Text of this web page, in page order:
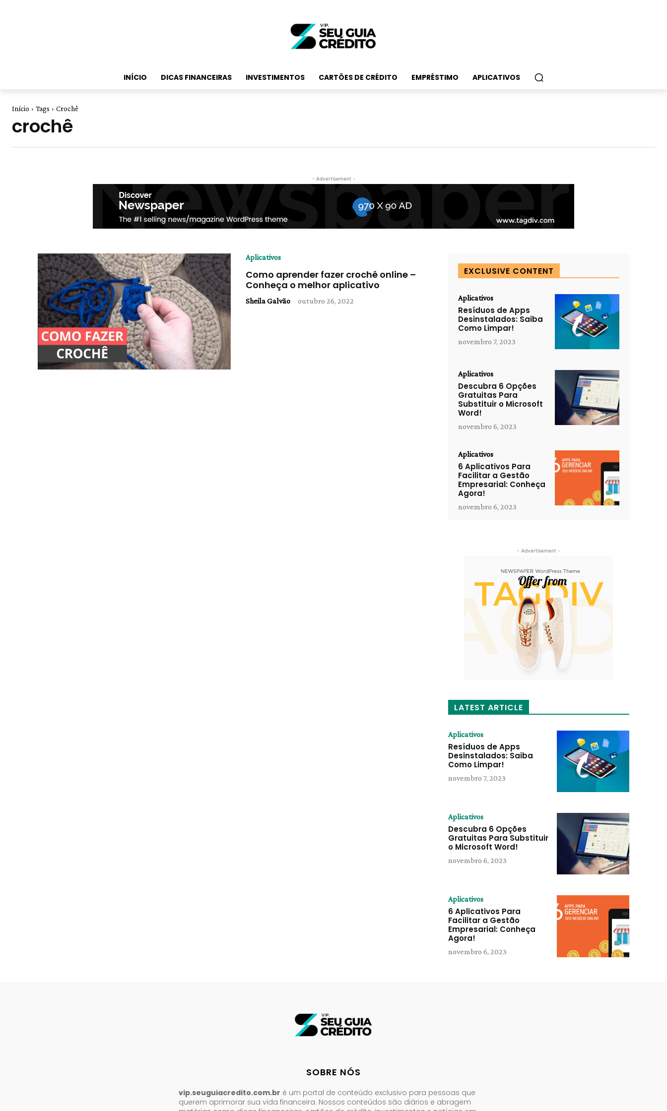
INÍCIO DICAS FINANCEIRAS INVESTIMENTOS CARTÕES DE CRÉDITO EMPRÉSTIMO APLICATIVOS
Início Tags Crochê
crochê
- Advertisement -
Aplicativos
Como aprender fazer crochê online –
Conheça o melhor aplicativo
Sheila Galvão - outubro 26, 2022
EXCLUSIVE CONTENT
Aplicativos
Resíduos de Apps
Desinstalados: Saiba
Como Limpar!
novembro 7, 2023
Aplicativos
Descubra 6 Opções
Gratuitas Para
Substituir o Microsoft
Word!
novembro 6, 2023
Aplicativos
6 Aplicativos Para
Facilitar a Gestão
Empresarial: Conheça
Agora!
novembro 6, 2023
- Advertisement -
LATEST ARTICLE
Aplicativos
Resíduos de Apps
Desinstalados: Saiba
Como Limpar!
novembro 7, 2023
Aplicativos
Descubra 6 Opções
Gratuitas Para Substituir
o Microsoft Word!
novembro 6, 2023
Aplicativos
6 Aplicativos Para
Facilitar a Gestão
Empresarial: Conheça
Agora!
novembro 6, 2023
SOBRE NÓS
vip.seuguiacredito.com.br é um portal de conteúdo exclusivo para pessoas que
querem aprimorar sua vida financeira. Nossos conteúdos são diários e abragem